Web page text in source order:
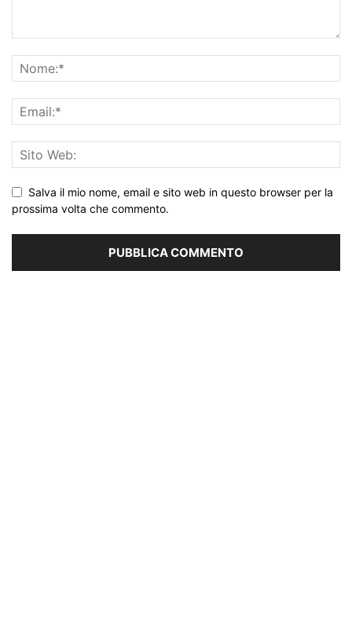
Salva il mio nome, email e sito web in questo browser per la
prossima volta che commento.